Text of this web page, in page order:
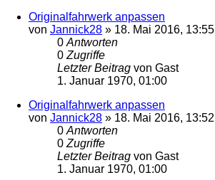
Originalfahrwerk anpassen
von Jannick28 » 18. Mai 2016, 13:55
0 Antworten
0 Zugriffe
Letzter Beitrag von Gast
1. Januar 1970, 01:00
Originalfahrwerk anpassen
von Jannick28 » 18. Mai 2016, 13:52
0 Antworten
0 Zugriffe
Letzter Beitrag von Gast
1. Januar 1970, 01:00